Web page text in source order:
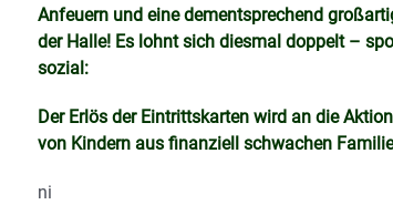
Anfeuern und eine dementsprechend
der Halle! Es lohnt sich diesmal doppelt –
sozial:
Der Erlös der Eintrittskarten wird an die Aktion
von Kindern aus finanziell schwachen
ni